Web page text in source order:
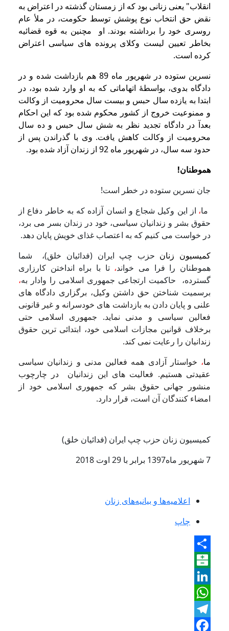
انقلاب" يعنیزنانی بود که از زمستان گذشته در اعتراض به
نقض حق انتخاب نوع پوشش توسط حکومت، در ملأ عام
روسری خود را برداشته بودند. او
مچنین به قوه قضائیه
بخاطر تعیین لیست وکلای پرونده های سیاسی اعتراض
کرده است.
نسرین ستوده در شهریور ماه 89 هم بازداشت شده و در
دادگاه بدوی، بواسطۀ اتهاماتی که به او وارد شده بود، در
ابتدا به یازده سال حبس و بیست سال محرومیت از وکالت
و ممنوعیت خروج از کشور محکوم شده بود که این احکام
بعدآ در دادگاه تجدید نظر به شش سال حبس و ده سال
محرومیت از وکالت کاهش یافت. وی با گذراندن پس از
حدود سه سال، در شهریور ماه 92 از زندان آزاد شده بود.
هموطنان!
جان نسرین ستوده در خطر است!
،از این وکیل شجاع و انسان آزاده که به خاطر دفاع از
حقوق بشر و زندانیان سیاسی، خود در زندان بسر می برد،
در خواست می کنیم که به اعتصاب غذای خویش پایان دهد.
کمیسیون زنانحزب چپ ایران (فدائیان خلق)، شما
هموطنان را فرا می خواند،تا با براه انداختن کارزاری
گسترده، حاکمیت ارتجاعی جمهوری اسلامی را وادار به ،
برسمیت شناختنحق داشتن وکیل، برگزاری دادگاه های
علنی و پایان دادن به بازداشت های خودسرانه و غیر قانونی
فعالین سیاسی و مدنی نماید. جمهوری اسلامی حتی
برخلاف قوانین مجازات اسلامی خود، ابتدائی ترین حقوق
زندانیان را رعایت نمی کند.
،خواستار آزادی همه فعالین مدنی و زندانیان سیاسی
عقیدتی هستیم. فعالیت های این زندانیان در چارچوب
منشور جهانی حقوق بشر که جمهوری اسلامی خود از
امضاء کنندگان آن است، قرار دارد.
کمیسیون زنان حزب چپ ایران (فدائیان خلق)
اعلامیه‌ها و بیانیه‌های زنان
چاپ
Share
Balatarin
LinkedIn
WhatsApp
Telegram